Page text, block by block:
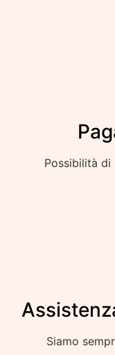
Possibilità di
Siamo